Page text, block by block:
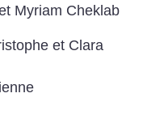
Myriam Cheklab
et Clara